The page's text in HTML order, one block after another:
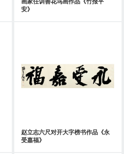
安》
赵立志六尺对开大字榜书作品《永
受嘉福》